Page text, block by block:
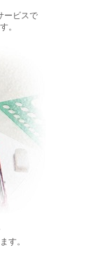
ービスで
。
す。